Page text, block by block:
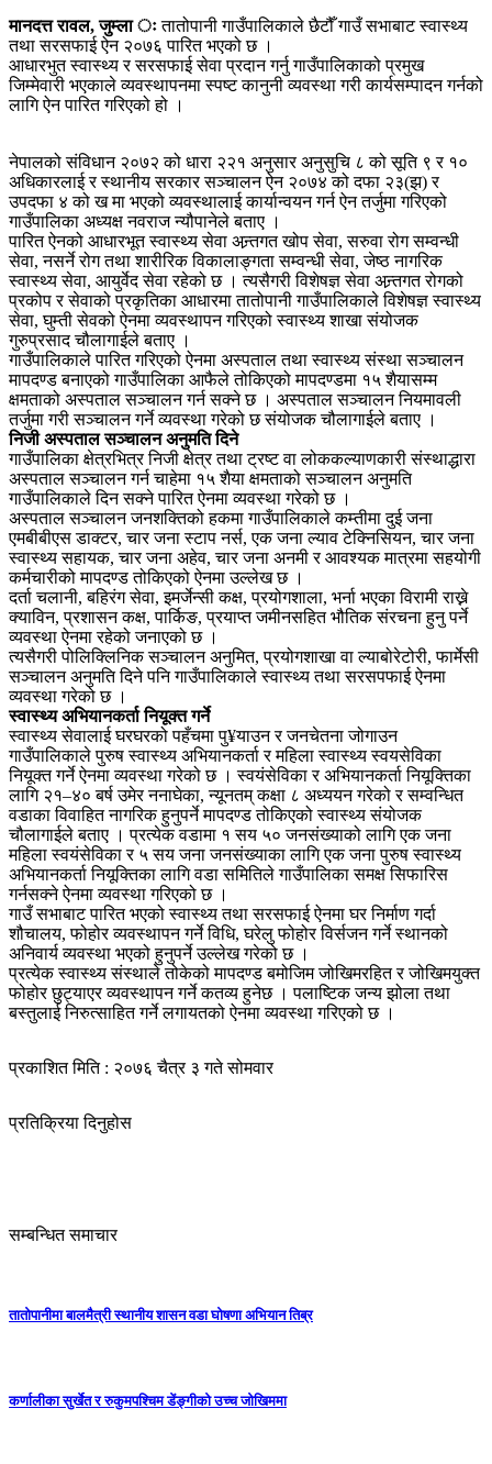
मानदत्त रावल, जुम्ला ःतातोपानी गाउँपालिकाले छैटौँ गाउँ सभाबाट स्वास्थ्य
तथा सरसफाई ऐन २०७६ पारित भएको छ ।
आधारभुत स्वास्थ्य र सरसफाई सेवा प्रदान गर्नु गाउँपालिकाको प्रमुख
जिम्मेवारी भएकाले व्यवस्थापनमा स्पष्ट कानुनी व्यवस्था गरी कार्यसम्पादन गर्नको
लागि ऐन पारित गरिएको हो ।
नेपालको संविधान २०७२ को धारा २२१ अनुसार अनुसुचि ८ को सूति ९ र १०
अधिकारलाई र स्थानीय सरकार सञ्चालन ऐन २०७४ को दफा २३(झ) र
उपदफा ४ को ख मा भएको व्यवस्थालाई कार्यान्वयन गर्न ऐन तर्जुमा गरिएको
गाउँपालिका अध्यक्ष नवराज न्यौपानेले बताए ।
पारित ऐनको आधारभूत स्वास्थ्य सेवा अन्र्तगत खोप सेवा, सरुवा रोग सम्वन्धी
सेवा, नसर्ने रोग तथा शारीरिक विकालाङ्गता सम्वन्धी सेवा, जेष्ठ नागरिक
स्वास्थ्य सेवा, आयुर्वेद सेवा रहेको छ । त्यसैगरी विशेषज्ञ सेवा अन्र्तगत रोगको
प्रकोप र सेवाको प्रकृतिका आधारमा तातोपानी गाउँपालिकाले विशेषज्ञ स्वास्थ्य
सेवा, घुम्ती सेवको ऐनमा व्यवस्थापन गरिएको स्वास्थ्य शाखा संयोजक
गुरुप्रसाद चौलागाईले बताए ।
गाउँपालिकाले पारित गरिएको ऐनमा अस्पताल तथा स्वास्थ्य संस्था सञ्चालन
मापदण्ड बनाएको गाउँपालिका आफैले तोकिएको मापदण्डमा १५ शैयासम्म
क्षमताको अस्पताल सञ्चालन गर्न सक्ने छ । अस्पताल सञ्चालन नियमावली
तर्जुमा गरी सञ्चालन गर्ने व्यवस्था गरेको छ संयोजक चौलागाईले बताए ।
निजी अस्पताल सञ्चालन अनुमति दिने
गाउँपालिका क्षेत्रभित्र निजी क्षेत्र तथा ट्रष्ट वा लोककल्याणकारी संस्थाद्धारा
अस्पताल सञ्चालन गर्न चाहेमा १५ शैया क्षमताको सञ्चालन अनुमति
गाउँपालिकाले दिन सक्ने पारित ऐनमा व्यवस्था गरेको छ ।
अस्पताल सञ्चालन जनशक्तिको हकमा गाउँपालिकाले कम्तीमा दुई जना
एमबीबीएस डाक्टर, चार जना स्टाप नर्स, एक जना ल्याव टेक्निसियन, चार जना
स्वास्थ्य सहायक, चार जना अहेव, चार जना अनमी र आवश्यक मात्रमा सहयोगी
कर्मचारीको मापदण्ड तोकिएको ऐनमा उल्लेख छ ।
दर्ता चलानी, बहिरंग सेवा, इमर्जेन्सी कक्ष, प्रयोगशाला, भर्ना भएका विरामी राख्ने
क्याविन, प्रशासन कक्ष, पार्किङ, प्रयाप्त जमीनसहित भौतिक संरचना हुनु पर्ने
व्यवस्था ऐनमा रहेको जनाएको छ ।
त्यसैगरी पोलिक्लिनिक सञ्चालन अनुमित, प्रयोगशाखा वा ल्याबोरेटोरी, फार्मेसी
सञ्चालन अनुमति दिने पनि गाउँपालिकाले स्वास्थ्य तथा सरसपफाई ऐनमा
व्यवस्था गरेको छ ।
स्वास्थ्य अभियानकर्ता नियूक्त गर्ने
स्वास्थ्य सेवालाई घरघरको पहँचमा पु¥याउन र जनचेतना जोगाउन
गाउँपालिकाले पुरुष स्वास्थ्य अभियानकर्ता र महिला स्वास्थ्य स्वयसेविका
नियूक्त गर्ने ऐनमा व्यवस्था गरेको छ । स्वयंसेविका र अभियानकर्ता नियूक्तिका
लागि २१–४० बर्ष उमेर ननाघेका, न्यूनतम् कक्षा ८ अध्ययन गरेको र सम्वन्धित
वडाका विवाहित नागरिक हुनुपर्ने मापदण्ड तोकिएको स्वास्थ्य संयोजक
चौलागाईले बताए । प्रत्येक वडामा १ सय ५० जनसंख्याको लागि एक जना
महिला स्वयंसेविका र ५ सय जना जनसंख्याका लागि एक जना पुरुष स्वास्थ्य
अभियानकर्ता नियूक्तिका लागि वडा समितिले गाउँपालिका समक्ष सिफारिस
गर्नसक्ने ऐनमा व्यवस्था गरिएको छ ।
गाउँ सभाबाट पारित भएको स्वास्थ्य तथा सरसफाई ऐनमा घर निर्माण गर्दा
शौचालय, फोहोर व्यवस्थापन गर्ने विधि, घरेलु फोहोर विर्सजन गर्ने स्थानको
अनिवार्य व्यवस्था भएको हुनुपर्ने उल्लेख गरेको छ ।
प्रत्येक स्वास्थ्य संस्थाले तोकेको मापदण्ड बमोजिम जोखिमरहित र जोखिमयुक्त
फोहोर छुट्याएर व्यवस्थापन गर्ने कतव्य हुनेछ । पलाष्टिक जन्य झोला तथा
बस्तुलाई निरुत्साहित गर्ने लगायतको ऐनमा व्यवस्था गरिएको छ ।
प्रकाशित मिति : २०७६ चैत्र ३ गते सोमवार
प्रतिक्रिया दिनुहोस
सम्बन्धित समाचार
तातोपानीमा बालमैत्री स्थानीय शासन वडा घोषणा अभियान तिब्र
कर्णालीका सुर्खेत र रुकुमपश्चिम डेंङ्गीको उच्च जोखिममा